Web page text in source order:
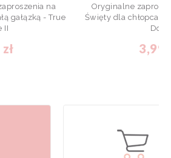
na
gałązką - True
II
Oryginalne
Święty dla chłopca
Dots
3,99